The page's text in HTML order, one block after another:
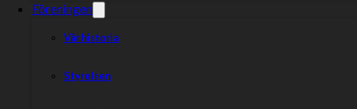
Föreningen
Vår historia
Styrelsen
Onsdag 24 juni från 16.30 (kom när du kan)!
Vi bjuder på något som mättar magen, men för att planera på